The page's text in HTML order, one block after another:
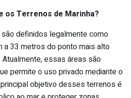
os Terrenos de Marinha?
definidos legalmente como
a 33 metros do ponto mais alto
essas áreas são
permite o uso privado mediante o
objetivo desses terrenos é